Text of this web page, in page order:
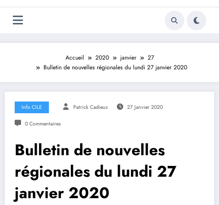
Accueil 2020 janvier
27
Bulletin de nouvelles régionales du lundi 27 janvier 2020
Info CILE Patrick Cadieux 27 Janvier 2020
0 Commentaires
Bulletin de nouvelles
régionales du lundi 27
janvier 2020